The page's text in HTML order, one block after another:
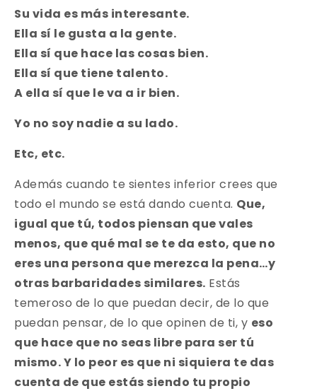
Su vida es más interesante.
Ella sí le gusta a la gente.
Ella sí que hace las cosas bien.
Ella sí que tiene talento.
A ella sí que le va a ir bien.
Yo no soy nadie a su lado.
Etc, etc.
Además cuando te sientes inferior crees que
todo el mundo se está dando cuenta. Que,
igual que tú, todos piensan que vales
menos, que qué mal se te da esto, que no
eres una persona que merezca la pena…y
otras barbaridades similares. Estás
temeroso de lo que puedan decir, de lo que
puedan pensar, de lo que opinen de ti, y eso
que hace que no seas libre para ser tú
mismo. Y lo peor es que ni siquiera te das
cuenta de que estás siendo tu propio